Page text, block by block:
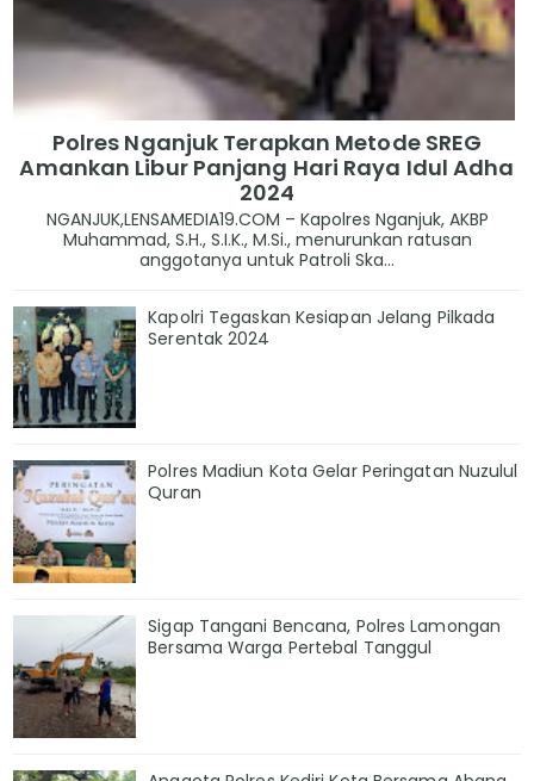
Polres Nganjuk Terapkan Metode SREG
Amankan Libur Panjang Hari Raya Idul Adha
2024
NGANJUK,LENSAMEDIA19.COM – Kapolres Nganjuk, AKBP
Muhammad, S.H., S.I.K., M.Si., menurunkan ratusan
anggotanya untuk Patroli Ska...
Kapolri Tegaskan Kesiapan Jelang Pilkada
Serentak 2024
Polres Madiun Kota Gelar Peringatan Nuzulul
Quran
Sigap Tangani Bencana, Polres Lamongan
Bersama Warga Pertebal Tanggul